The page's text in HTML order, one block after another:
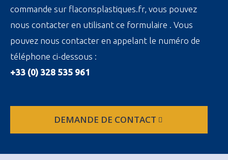
commande sur flaconsplastiques.fr, vous pouvez
nous contacter en utilisant ce formulaire . Vous
pouvez nous contacter en appelant le numéro de
téléphone ci-dessous :
+33 (0) 328 535 961
DEMANDE DE CONTACT